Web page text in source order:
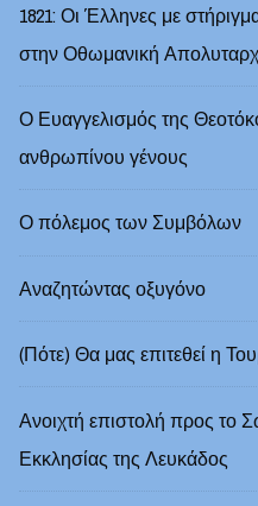
1821: Οι Έλληνες με
στην Οθωμανική
Ο Ευαγγελισμός της
ανθρωπίνου γένους
Ο πόλεμος των Συμβόλων
Αναζητώντας οξυγόνο
(Πότε) Θα μας επιτεθεί η
Ανοιχτή επιστολή προς το
Εκκλησίας της Λευκάδος